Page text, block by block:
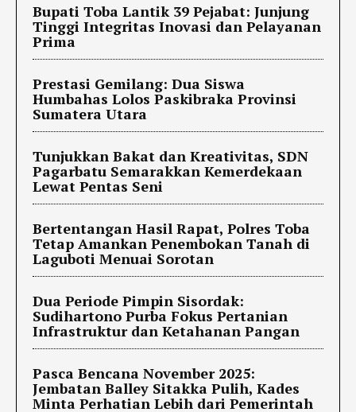
Bupati Toba Lantik 39 Pejabat: Junjung
Tinggi Integritas Inovasi dan Pelayanan
Prima
Prestasi Gemilang: Dua Siswa
Humbahas Lolos Paskibraka Provinsi
Sumatera Utara
Tunjukkan Bakat dan Kreativitas, SDN
Pagarbatu Semarakkan Kemerdekaan
Lewat Pentas Seni
Bertentangan Hasil Rapat, Polres Toba
Tetap Amankan Penembokan Tanah di
Laguboti Menuai Sorotan
Dua Periode Pimpin Sisordak:
Sudihartono Purba Fokus Pertanian
Infrastruktur dan Ketahanan Pangan
Pasca Bencana November 2025:
Jembatan Balley Sitakka Pulih, Kades
Minta Perhatian Lebih dari Pemerintah